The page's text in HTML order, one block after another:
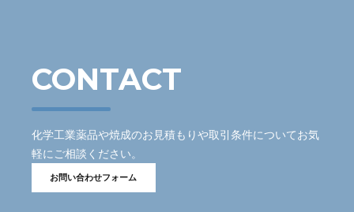
CONTACT
化学工業薬品や焼成のお見積もりや取引条件についてお気
軽にご相談ください。
お問い合わせフォーム